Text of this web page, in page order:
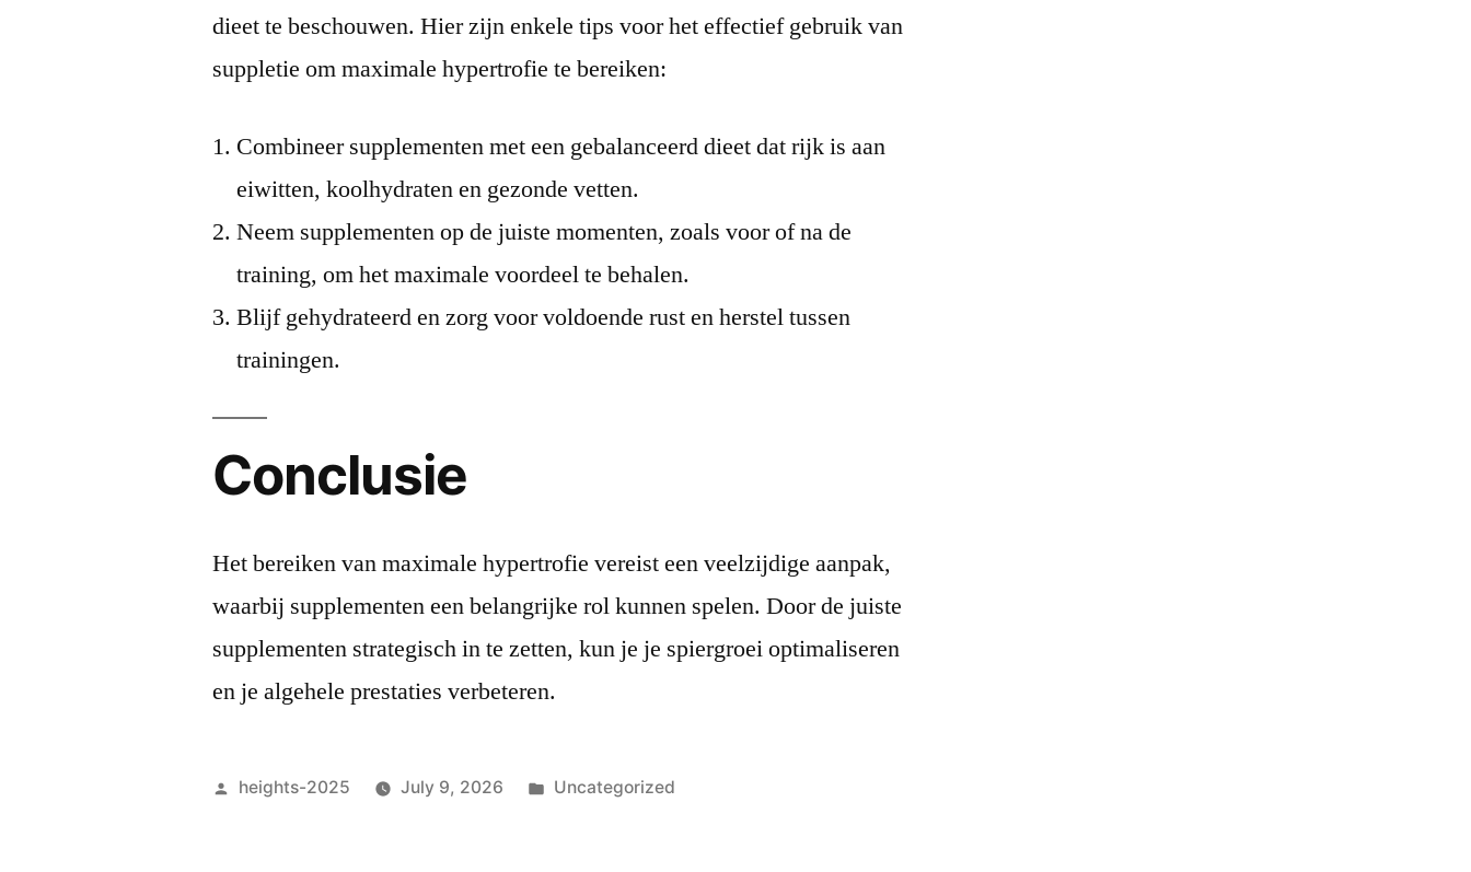
dieet te beschouwen. Hier zijn enkele tips voor het effectief gebruik van
suppletie om maximale hypertrofie te bereiken:
Combineer supplementen met een gebalanceerd dieet dat rijk is aan
eiwitten, koolhydraten en gezonde vetten.
Neem supplementen op de juiste momenten, zoals voor of na de
training, om het maximale voordeel te behalen.
Blijf gehydrateerd en zorg voor voldoende rust en herstel tussen
trainingen.
Conclusie
Het bereiken van maximale hypertrofie vereist een veelzijdige aanpak,
waarbij supplementen een belangrijke rol kunnen spelen. Door de juiste
supplementen strategisch in te zetten, kun je je spiergroei optimaliseren
en je algehele prestaties verbeteren.
Posted
heights-2025 July 9, 2026
Posted
Uncategorized